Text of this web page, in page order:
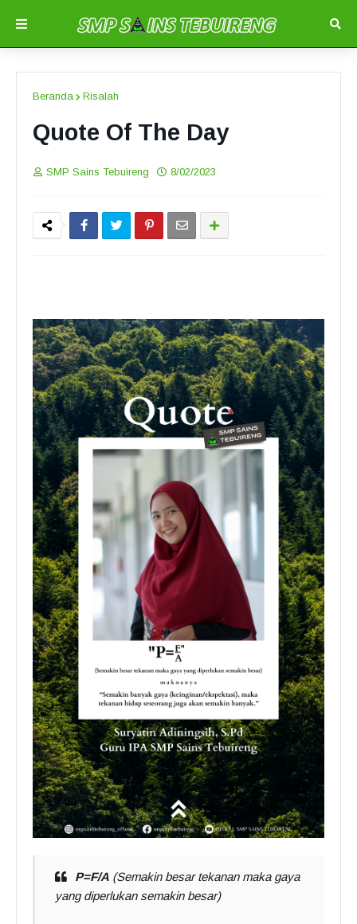
Beranda Risalah
Quote Of The Day
SMP Sains Tebuireng 8/02/2023
P=F/A (Semakin besar tekanan maka gaya
yang diperlukan semakin besar)